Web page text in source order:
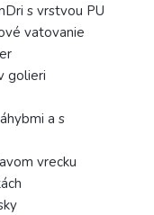
s vrstvou PU
vatovanie
golieri
a s
vrecku